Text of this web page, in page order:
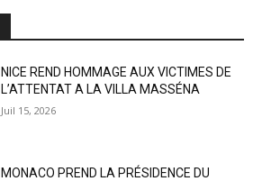
NICE REND HOMMAGE AUX VICTIMES DE
L’ATTENTAT A LA VILLA MASSÉNA
Juil 15, 2026
MONACO PREND LA PRÉSIDENCE DU